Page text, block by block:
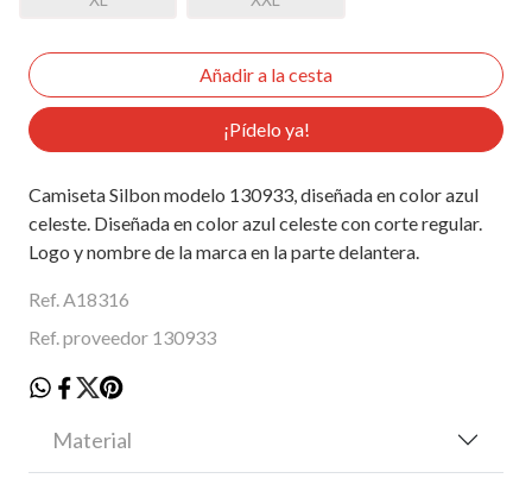
¡Pídelo ya!
Camiseta Silbon modelo 130933, diseñada en color azul
celeste. Diseñada en color azul celeste con corte regular.
Logo y nombre de la marca en la parte delantera.
Ref. A18316
Ref. proveedor 130933
Material